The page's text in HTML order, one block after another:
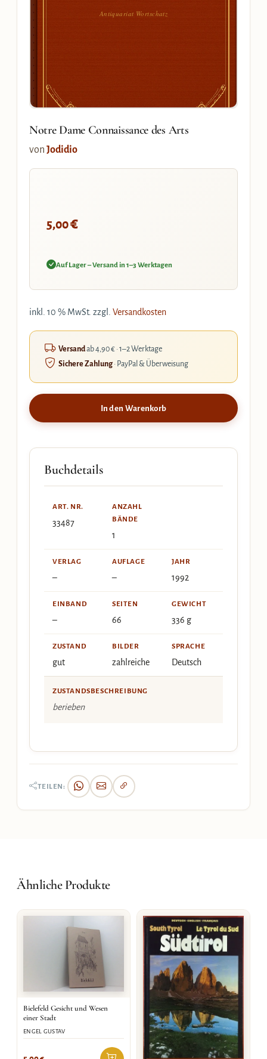
Antiquariat Wortschatz
Notre Dame Connaissance des Arts
von Jodidio
5,00€
Auf Lager – Versand in 1–3 Werktagen
inkl. 10 % MwSt. zzgl. Versandkosten
Versandab 4,90 € · 1–2 Werktage
Sichere Zahlung· PayPal & Überweisung
In den Warenkorb
Buchdetails
ART. NR.
33487
ANZAHL
BÄNDE
1
VERLAG
–
AUFLAGE
–
JAHR
1992
EINBAND
–
SEITEN
66
GEWICHT
336 g
ZUSTAND
gut
BILDER
zahlreiche
SPRACHE
Deutsch
ZUSTANDSBESCHREIBUNG
berieben
TEILEN:
Ähnliche Produkte
Bielefeld Gesicht und Wesen
einer Stadt
ENGEL GUSTAV